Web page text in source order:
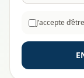
J’accepte